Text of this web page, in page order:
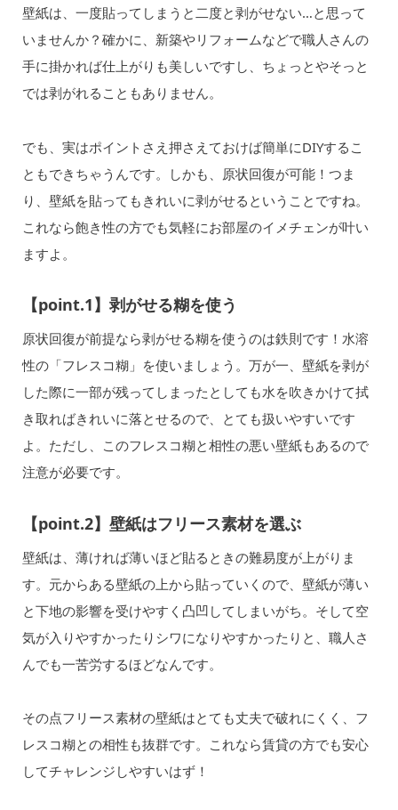
壁紙は、一度貼ってしまうと二度と剥がせない…と思って
いませんか？確かに、新築やリフォームなどで職人さんの
手に掛かれば仕上がりも美しいですし、ちょっとやそっと
では剥がれることもありません。
でも、実はポイントさえ押さえておけば簡単にDIYするこ
ともできちゃうんです。しかも、原状回復が可能！つま
り、壁紙を貼ってもきれいに剥がせるということですね。
これなら飽き性の方でも気軽にお部屋のイメチェンが叶い
ますよ。
【point.1】剥がせる糊を使う
原状回復が前提なら剥がせる糊を使うのは鉄則です！水溶
性の「フレスコ糊」を使いましょう。万が一、壁紙を剥が
した際に一部が残ってしまったとしても水を吹きかけて拭
き取ればきれいに落とせるので、とても扱いやすいです
よ。ただし、このフレスコ糊と相性の悪い壁紙もあるので
注意が必要です。
【point.2】壁紙はフリース素材を選ぶ
壁紙は、薄ければ薄いほど貼るときの難易度が上がりま
す。元からある壁紙の上から貼っていくので、壁紙が薄い
と下地の影響を受けやすく凸凹してしまいがち。そして空
気が入りやすかったりシワになりやすかったりと、職人さ
んでも一苦労するほどなんです。
その点フリース素材の壁紙はとても丈夫で破れにくく、フ
レスコ糊との相性も抜群です。これなら賃貸の方でも安心
してチャレンジしやすいはず！